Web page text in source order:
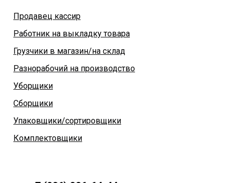
Комплектовщики
Упаковщики/сортировщики
Сборщики
Уборщики
Разнорабочий на производство
Грузчики в магазин/на склад
Работник на выкладку товара
Продавец кассир